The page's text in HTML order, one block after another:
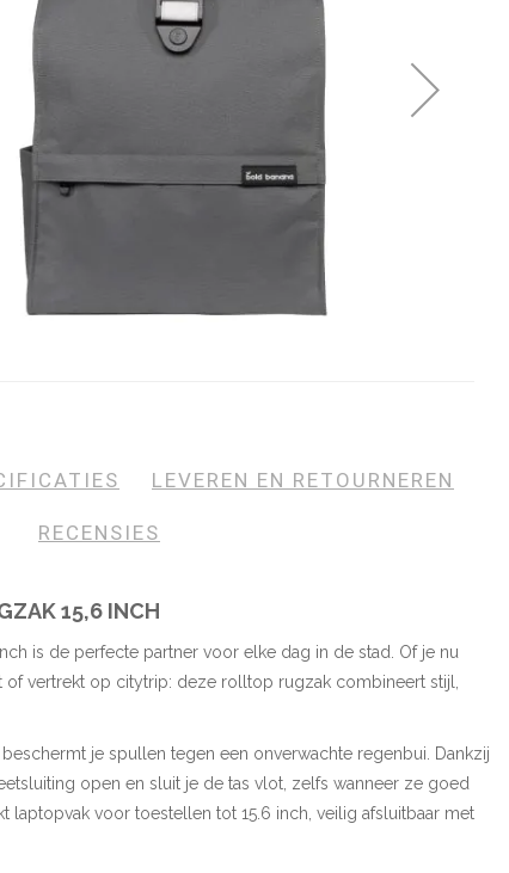
15,6 INCH
is de perfecte partner voor elke dag in de stad. Of je nu
vertrekt op citytrip: deze rolltop rugzak combineert stijl,
je spullen tegen een onverwachte regenbui. Dankzij
open en sluit je de tas vlot, zelfs wanneer ze goed
laptopvak voor toestellen tot 15.6 inch, veilig afsluitbaar met
LEVEREN EN RETOURNEREN
RECENSIES